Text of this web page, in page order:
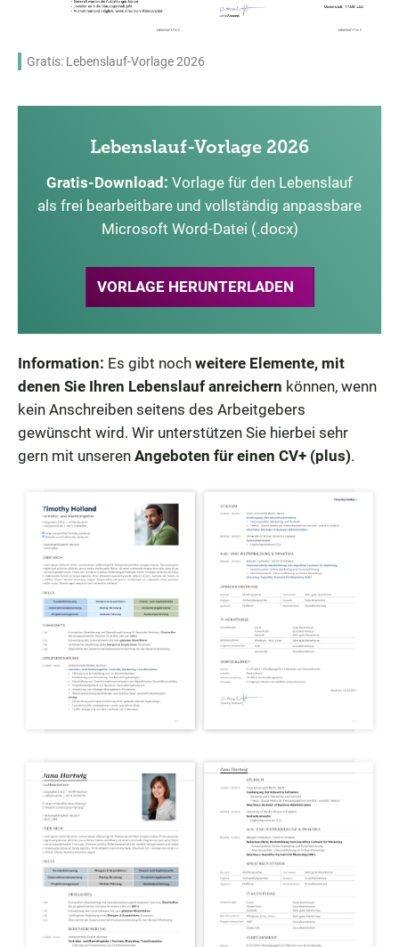
Gratis: Lebenslauf-Vorlage 2026
Lebenslauf-Vorlage 2026
Gratis-Download: Vorlage für den Lebenslauf
als frei bearbeitbare und vollständig anpassbare
Microsoft Word-Datei (.docx)
VORLAGE HERUNTERLADEN
Information: Es gibt noch weitere Elemente, mit
denen Sie Ihren Lebenslauf anreichern können, wenn
kein Anschreiben seitens des Arbeitgebers
gewünscht wird. Wir unterstützen Sie hierbei sehr
gern mit unseren Angeboten für einen CV+ (plus).